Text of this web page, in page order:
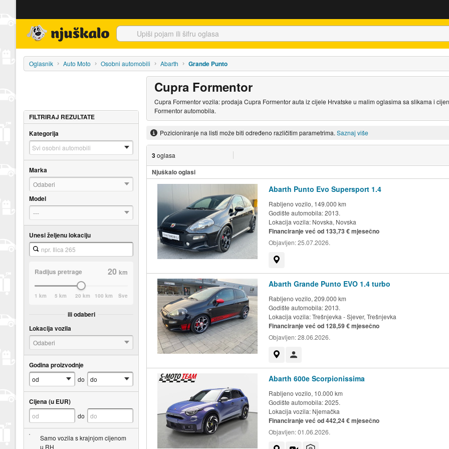
Oglasnik Auto Moto Osobni automobili Abarth Grande Punto
Cupra Formentor
Cupra Formentor vozila: prodaja Cupra Formentor auta iz cijele Hrvatske u malim oglasima sa slikama i
Formentor automobila.
Pozicioniranje na listi može biti određeno različitim parametrima. Saznaj više
3oglasa
Njuškalo oglasi
Abarth Punto Evo Supersport 1.4
Rabljeno vozilo, 149.000 km
Godište automobila: 2013.
Lokacija vozila: Novska, Novska
Financiranje već od 133,73 € mjesečno
Objavljen:25.07.2026.
Abarth Grande Punto EVO 1.4 turbo
Rabljeno vozilo, 209.000 km
Godište automobila: 2013.
Lokacija vozila:Trešnjevka - Sjever, Trešnjevka
Financiranje već od 128,59 € mjesečno
Objavljen:28.06.2026.
Abarth 600e Scorpionissima
Rabljeno vozilo, 10.000 km
Godište automobila: 2025.
Lokacija vozila: Njemačka
Financiranje već od 442,24 € mjesečno
Objavljen:01.06.2026.
FILTRIRAJ REZULTATE
Kategorija
Marka
Odaberi
Model
---
Unesi željenu lokaciju
Radijus pretrage 20km
1 km 5 km 20 km 100 km Sve
ili odaberi
Lokacija vozila
Odaberi
Godina proizvodnje
do
Cijena (u EUR)
do
Samo vozila s krajnjom cijenom
u RH